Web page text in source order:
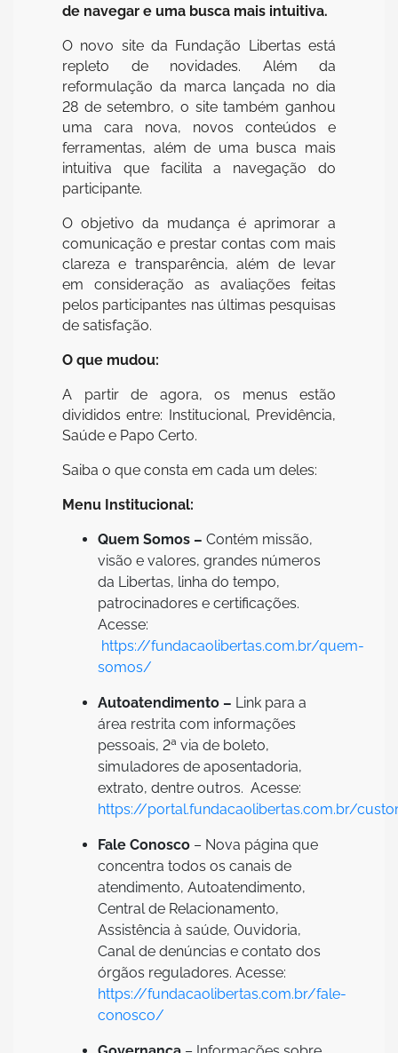
de navegar e uma busca mais intuitiva.
O novo site da Fundação Libertas está
repleto de novidades. Além da
reformulação da marca lançada no dia
28 de setembro, o site também ganhou
uma cara nova, novos conteúdos e
ferramentas, além de uma busca mais
intuitiva que facilita a navegação do
participante.
O objetivo da mudança é aprimorar a
comunicação e prestar contas com mais
clareza e transparência, além de levar
em consideração as avaliações feitas
pelos participantes nas últimas pesquisas
de satisfação.
O que mudou:
A partir de agora, os menus estão
divididos entre: Institucional, Previdência,
Saúde e Papo Certo.
Saiba o que consta em cada um deles:
Menu Institucional:
Quem Somos – Contém missão,
visão e valores, grandes números
da Libertas, linha do tempo,
patrocinadores e certificações.
Acesse:
https://fundacaolibertas.com.br/quem-
somos/
Autoatendimento – Link para a
área restrita com informações
pessoais, 2ª via de boleto,
simuladores de aposentadoria,
extrato, dentre outros. Acesse:
https://portal.fundacaolibertas.com.br/
Fale Conosco – Nova página que
concentra todos os canais de
atendimento, Autoatendimento,
Central de Relacionamento,
Assistência à saúde, Ouvidoria,
Canal de denúncias e contato dos
órgãos reguladores. Acesse:
https://fundacaolibertas.com.br/fale-
conosco/